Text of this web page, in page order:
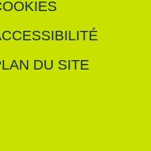
DU SITE